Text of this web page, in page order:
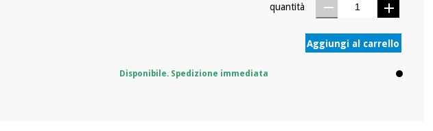
quantità
Aggiungi al carrello
Disponibile. Spedizione immediata